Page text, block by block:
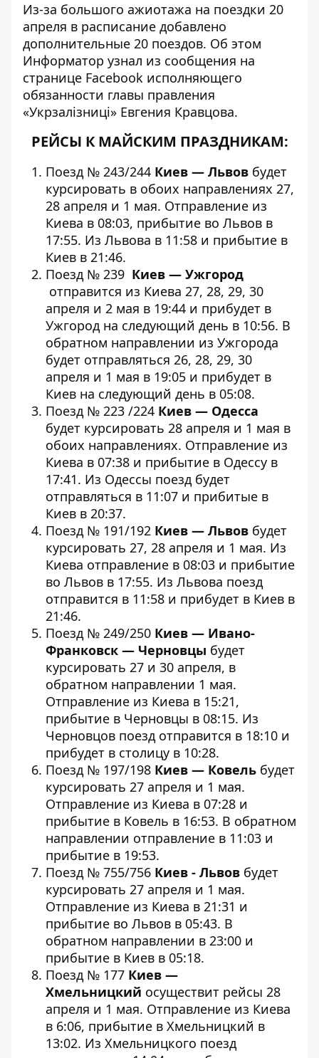
Из-за большого ажиотажа на поездки 20
апреля в расписание добавлено
дополнительные 20 поездов. Об этом
Информатор узнал из сообщения на
странице Facebook исполняющего
обязанности главы правления
«Укрзалізниці» Евгения Кравцова.
РЕЙСЫ К МАЙСКИМ ПРАЗДНИКАМ:
Поезд № 243/244 Киев — Львов будет
курсировать в обоих направлениях 27,
28 апреля и 1 мая. Отправление из
Киева в 08:03, прибытие во Львов в
17:55. Из Львова в 11:58 и прибытие в
Киев в 21:46.
Поезд № 239 Киев — Ужгород
отправится из Киева 27, 28, 29, 30
апреля и 2 мая в 19:44 и прибудет в
Ужгород на следующий день в 10:56. В
обратном направлении из Ужгорода
будет отправляться 26, 28, 29, 30
апреля и 1 мая в 19:05 и прибудет в
Киев на следующий день в 05:08.
Поезд № 223 /224 Киев — Одесса
будет курсировать 28 апреля и 1 мая в
обоих направлениях. Отправление из
Киева в 07:38 и прибытие в Одессу в
17:41. Из Одессы поезд будет
отправляться в 11:07 и прибитые в
Киев в 20:37.
Поезд № 191/192 Киев — Львов будет
курсировать 27, 28 апреля и 1 мая. Из
Киева отправление в 08:03 и прибытие
во Львов в 17:55. Из Львова поезд
отправится в 11:58 и прибудет в Киев в
21:46.
Поезд № 249/250 Киев — Ивано-
Франковск — Черновцы будет
курсировать 27 и 30 апреля, в
обратном направлении 1 мая.
Отправление из Киева в 15:21,
прибытие в Черновцы в 08:15. Из
Черновцов поезд отправится в 18:10 и
прибудет в столицу в 10:28.
Поезд № 197/198 Киев — Ковель будет
курсировать 27 апреля и 1 мая.
Отправление из Киева в 07:28 и
прибытие в Ковель в 16:53. В обратном
направлении отправление в 11:03 и
прибытие в 19:53.
Поезд № 755/756 Киев - Львов будет
курсировать 27 апреля и 1 мая.
Отправление из Киева в 21:31 и
прибытие во Львов в 05:43. В
обратном направлении в 23:00 и
прибытие в Киев в 05:18.
Поезд № 177 Киев —
Хмельницкий осуществит рейсы 28
апреля и 1 мая. Отправление из Киева
в 6:06, прибытие в Хмельницкий в
13:02. Из Хмельницкого поезд